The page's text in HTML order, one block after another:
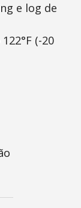
e log de
(-20